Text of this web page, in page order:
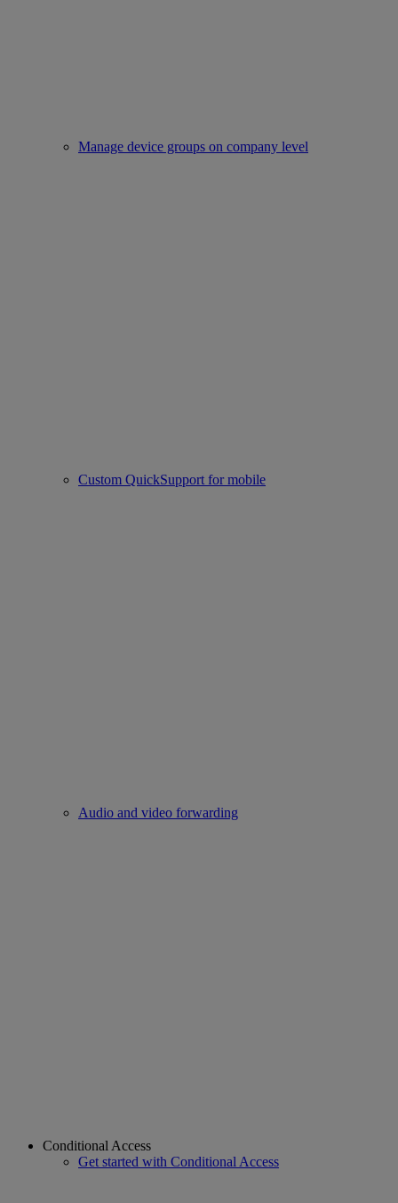
Manage device groups on company level
Custom QuickSupport for mobile
Audio and video forwarding
Conditional Access
Get started with Conditional Access